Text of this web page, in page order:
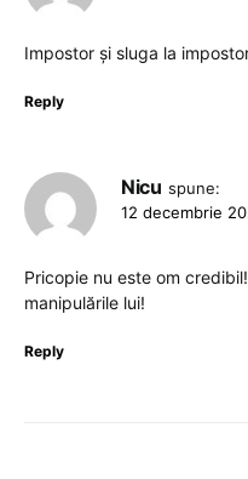
Impostor și sluga la
Reply
Nicu spune:
12 decembrie
Pricopie nu este om
manipulările lui!
Reply